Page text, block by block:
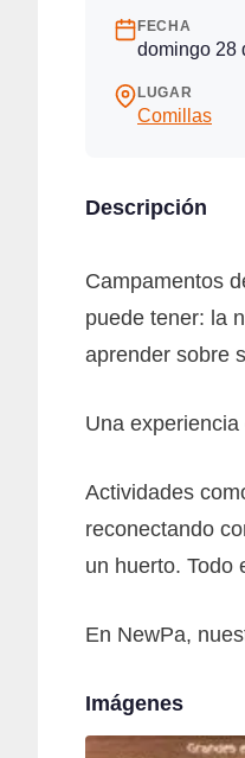
FECHA
domingo 28
LUGAR
Comillas
Descripción
Campamentos
puede tener: la
aprender sobre
Una
Actividades
reconectando
un huerto. Todo
En NewPa,
Imágenes